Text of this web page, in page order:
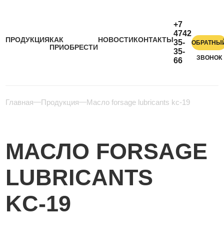
ПРОДУКЦИЯКАК
ПРИОБРЕСТИ
НОВОСТИКОНТАКТЫ
+7
4742
35-
35-
66
ЗВОНОК
Главная Продукция Масло forsage lubricants kс-19
МАСЛО FORSAGE
LUBRICANTS
KС-19